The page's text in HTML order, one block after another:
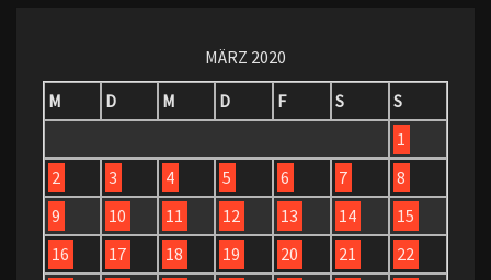
MÄRZ 2020
M
D M D F S
S
1
2
3 4 5 6 7
8
9
10 11 12 13 14
15
16
17 18 19 20 21
22